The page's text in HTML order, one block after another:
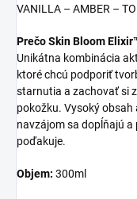
VANILLA – AMBER –
Prečo Skin Bloom
Unikátna kombinácia
ktoré chcú podporiť
starnutia a zachovať si
pokožku. Vysoký
navzájom sa dopĺňajú a
poďakuje.
Objem: 300ml